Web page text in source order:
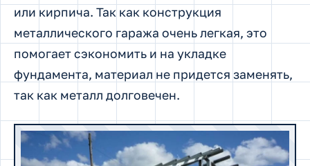
или кирпича. Так как конструкция
металлического гаража очень легкая, это
помогает сэкономить и на укладке
фундамента, материал не придется заменять,
так как металл долговечен.